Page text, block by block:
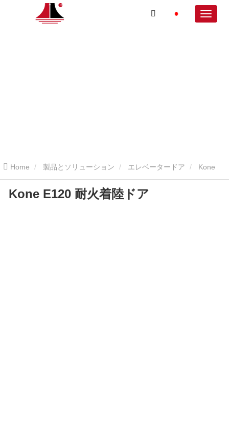
Home 製品とソリューション エレベータードア
E120 耐火着陸ドア
Kone E120 耐火着陸ドア